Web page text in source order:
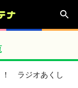
！ ラジオあくし